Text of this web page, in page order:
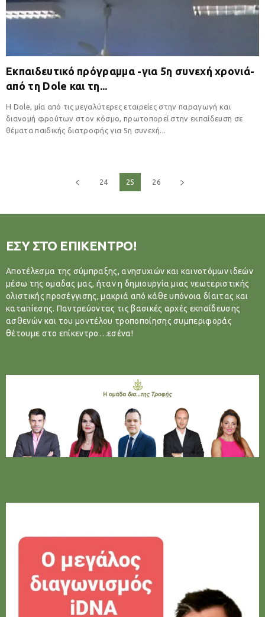
Εκπαιδευτικό πρόγραμμα -για 5η συνεχή χρονιά-
από τη Dole και τη...
Η Dole, μία από τις μεγαλύτερες εταιρείες στην παραγωγή και
διανομή φρούτων στον κόσμο, πρωτοπορεί στην εκπαίδευση σε
θέματα παιδικής διατροφής για 5η συνεχή...
24 25 26
ΕΣΥ ΣΤΟ ΕΠΙΚΕΝΤΡΟ!
Αποτέλεσμα της σύμπραξης, ανησυχιών και καινοτόμων ιδεών
μέσω της ομαδας μας, ήταν η δημιουργία μιας νεωτεριστικής
ολιστικής προσέγγισης, μακριά από κάθε υπόνοια δίαιτας και
καταπίεσης. Παντρεύοντας τις βασικές αρχές εκπαίδευσης
ασθενών και του μοντέλου τροποποίησης συμπεριφοράς
θέτουμε στο επίκεντρο…εσένα!